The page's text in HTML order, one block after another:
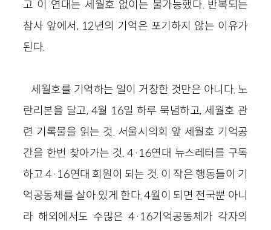
고 이 연대는 세월호 없이는 불가능했다. 반복되는
참사 앞에서, 12년의 기억은 포기하지 않는 이유가
된다.
세월호를 기억하는 일이 거창한 것만은 아니다. 노
란리본을 달고, 4월 16일 하루 묵념하고, 세월호 관
련 기록물을 읽는 것. 서울시의회 앞 세월호 기억공
간을 한번 찾아가는 것. 4·16연대 뉴스레터를 구독
하고 4·16연대 회원이 되는 것. 이 작은 행동들이 기
억공동체를 살아 있게 한다. 4월이 되면 전국뿐 아니
라 해외에서도 수많은 4·16기억공동체가 각자의